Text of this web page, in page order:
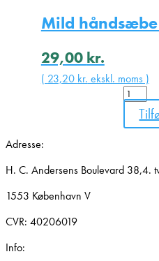
x
23
Mild
29,00 kr.
( 23,20 kr. ekskl. moms )
Mild
Abena
antal
Adresse:
H. C. Andersens Boulevard 38,4.
1553 København V
CVR: 40206019
Info: